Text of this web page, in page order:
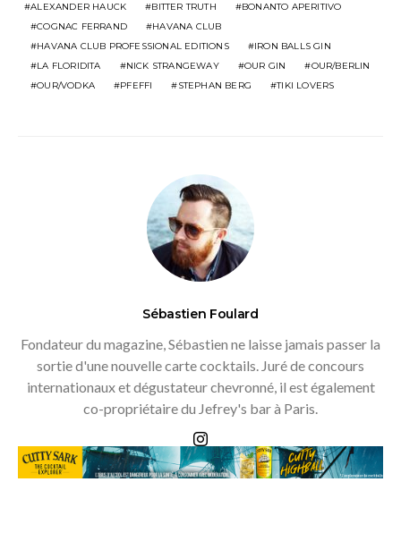
ALEXANDER HAUCK BITTER TRUTH
BONANTO APERITIVO
COGNAC FERRAND
HAVANA CLUB
HAVANA CLUB PROFESSIONAL EDITIONS
IRON BALLS GIN
LA FLORIDITA
NICK STRANGEWAY OUR GIN
OUR/BERLIN
OUR/VODKA
PFEFFI STEPHAN BERG TIKI LOVERS
Sébastien Foulard
Fondateur du magazine, Sébastien ne laisse jamais passer la
sortie d'une nouvelle carte cocktails. Juré de concours
internationaux et dégustateur chevronné, il est également
co-propriétaire du Jefrey's bar à Paris.